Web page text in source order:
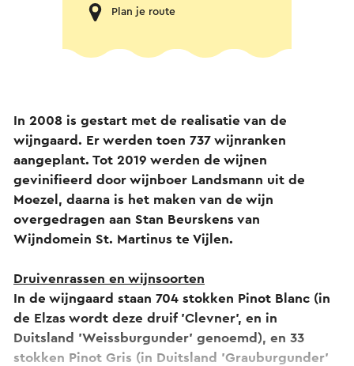
Plan je route
In 2008 is gestart met de realisatie van de
wijngaard. Er werden toen 737 wijnranken
aangeplant. Tot 2019 werden de wijnen
gevinifieerd door wijnboer Landsmann uit de
Moezel, daarna is het maken van de wijn
overgedragen aan Stan Beurskens van
Wijndomein St. Martinus te Vijlen.
Druivenrassen en wijnsoorten
In de wijngaard staan 704 stokken Pinot Blanc (in
de Elzas wordt deze druif 'Clevner', en in
Duitsland 'Weissburgunder' genoemd), en 33
stokken Pinot Gris (in Duitsland 'Grauburgunder'